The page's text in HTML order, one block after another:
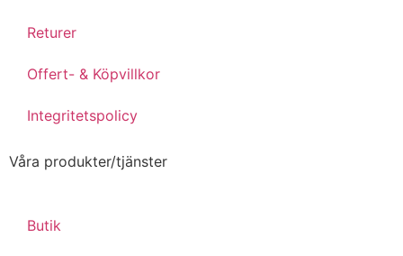
Returer
Offert- & Köpvillkor
Integritetspolicy
Våra produkter/tjänster
Butik